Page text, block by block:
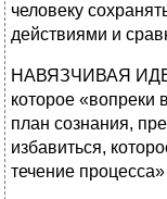
человеку
действиями и
НАВЯЗЧИВАЯ
которое «вопреки
план сознания,
избавиться,
течение